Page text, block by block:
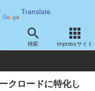
Translate
検索 Impressサイト
ードウェア サーバー
クロードに特化し